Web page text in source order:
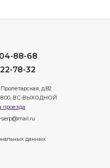
88-68
78-32
д.82
ВС-ВЫХОДНОЙ
проезда
данных